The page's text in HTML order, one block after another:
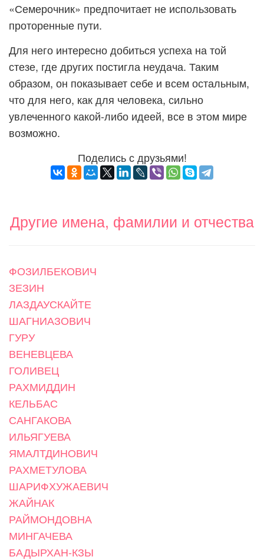
«Семерочник» предпочитает не использовать
проторенные пути.
Для него интересно добиться успеха на той
стезе, где других постигла неудача. Таким
образом, он показывает себе и всем остальным,
что для него, как для человека, сильно
увлеченного какой-либо идеей, все в этом мире
возможно.
Поделись с друзьями!
Другие имена, фамилии и отчества
ФОЗИЛБЕКОВИЧ
ЗЕЗИН
ЛАЗДАУСКАЙТЕ
ШАГНИАЗОВИЧ
ГУРУ
ВЕНЕВЦЕВА
ГОЛИВЕЦ
РАХМИДДИН
КЕЛЬБАС
САНГАКОВА
ИЛЬЯГУЕВА
ЯМАЛТДИНОВИЧ
РАХМЕТУЛОВА
ШАРИФХУЖАЕВИЧ
ЖАЙНАК
РАЙМОНДОВНА
МИНГАЧЕВА
БАДЫРХАН-КЗЫ